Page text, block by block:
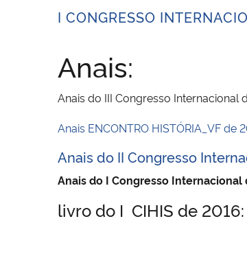
I CONGRESSO
Anais:
Anais do III Congresso Internacional
Anais ENCONTRO HISTÓRIA_VF
Anais do II Congresso
Anais do I Congresso Internacional
livro do I CIHIS de 2016: